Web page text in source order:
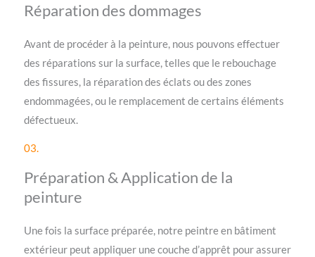
Réparation des dommages
Avant de procéder à la peinture, nous pouvons effectuer
des réparations sur la surface, telles que le rebouchage
des fissures, la réparation des éclats ou des zones
endommagées, ou le remplacement de certains éléments
défectueux.
03.
Préparation & Application de la
peinture
Une fois la surface préparée, notre peintre en bâtiment
extérieur peut appliquer une couche d’apprêt pour assurer